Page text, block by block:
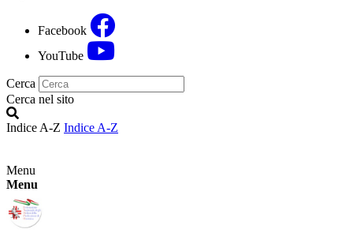
Facebook
YouTube
Cerca
Cerca nel sito
Indice A-Z Indice A-Z
Menu
Menu